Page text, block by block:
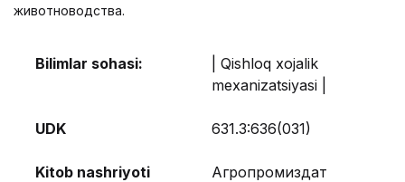
животноводства.
Bilimlar sohasi:
| Qishloq xojalik
mexanizatsiyasi |
UDK 631.3:636(031)
Kitob nashriyoti
Агропромиздат